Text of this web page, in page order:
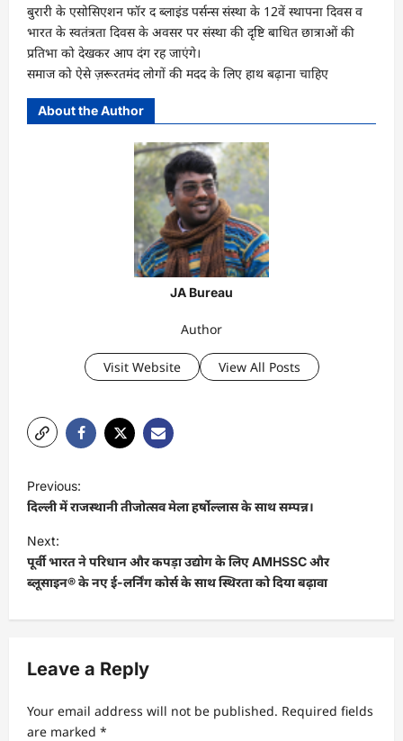
बुरारी के एसोसिएशन फॉर द ब्लाइंड पर्सन्स संस्था के 12वें स्थापना दिवस व
भारत के स्वतंत्रता दिवस के अवसर पर संस्था की दृष्टि बाधित छात्राओं की
प्रतिभा को देखकर आप दंग रह जाएंगे।
समाज को ऐसे ज़रूरतमंद लोगों की मदद के लिए हाथ बढ़ाना चाहिए
About the Author
JA Bureau
Author
Visit Website View All Posts
o
s
t
n
a
i
a
Previous:
दिल्ली में राजस्थानी तीजोत्सव मेला हर्षोल्लास के साथ सम्पन्न।
Next:
पूर्वी भारत ने परिधान और कपड़ा उद्योग के लिए AMHSSC और
ब्लूसाइन® के नए ई-लर्निंग कोर्स के साथ स्थिरता को दिया बढ़ावा
Leave a Reply
Your email address will not be published. Required fields
are marked *